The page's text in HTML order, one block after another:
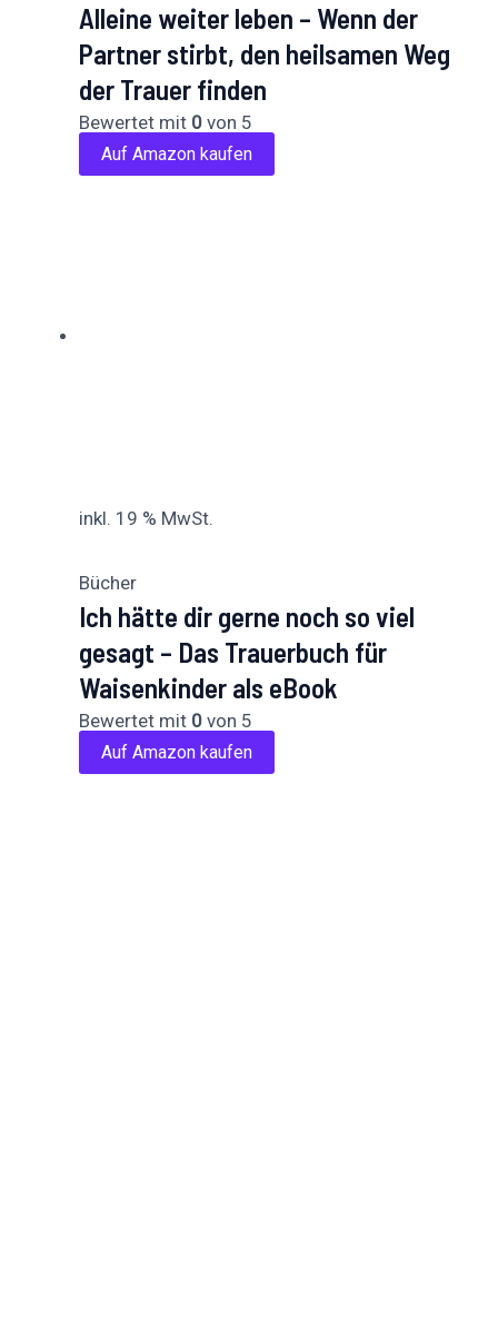
Alleine weiter leben – Wenn der
Partner stirbt, den heilsamen Weg
der Trauer finden
Bewertet mit 0 von 5
Auf Amazon kaufen
inkl. 19 % MwSt.
Bücher
Ich hätte dir gerne noch so viel
gesagt – Das Trauerbuch für
Waisenkinder als eBook
Bewertet mit 0 von 5
Auf Amazon kaufen